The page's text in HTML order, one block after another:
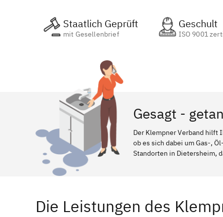
Staatlich Geprüft
mit Gesellenbrief
Geschult
ISO 9001
Gesagt -
Der Klempner Verband hilft
ob es sich dabei um Gas-,
Standorten in Dietersheim,
Die Leistungen des